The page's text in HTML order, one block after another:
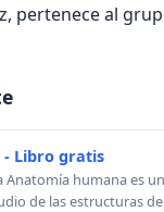
pertenece al
Libro gratis
Anatomía humana es
de las estructuras